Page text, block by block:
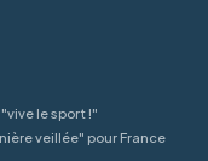
le sport !"
veillée" pour France